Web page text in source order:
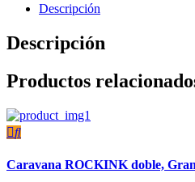
Descripción
Descripción
Productos
Caravana ROCKINK doble,